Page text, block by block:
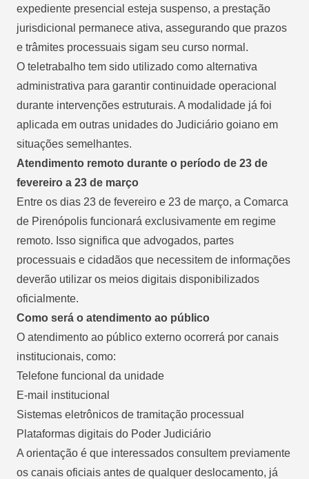
expediente presencial esteja suspenso, a prestação
jurisdicional permanece ativa, assegurando que prazos
e trâmites processuais sigam seu curso normal.
O teletrabalho tem sido utilizado como alternativa
administrativa para garantir continuidade operacional
durante intervenções estruturais. A modalidade já foi
aplicada em outras unidades do Judiciário goiano em
situações semelhantes.
Atendimento remoto durante o período de 23 de
fevereiro a 23 de março
Entre os dias 23 de fevereiro e 23 de março, a Comarca
de Pirenópolis funcionará exclusivamente em regime
remoto. Isso significa que advogados, partes
processuais e cidadãos que necessitem de informações
deverão utilizar os meios digitais disponibilizados
oficialmente.
Como será o atendimento ao público
O atendimento ao público externo ocorrerá por canais
institucionais, como:
Telefone funcional da unidade
E-mail institucional
Sistemas eletrônicos de tramitação processual
Plataformas digitais do Poder Judiciário
A orientação é que interessados consultem previamente
os canais oficiais antes de qualquer deslocamento, já